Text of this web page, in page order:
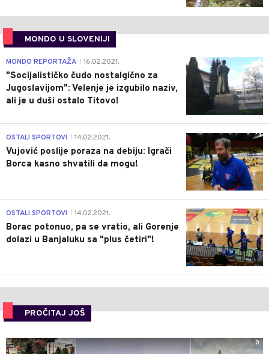
MONDO U SLOVENIJI
4
MONDO REPORTAŽA 16.02.2021.
"Socijalističko čudo nostalgično za
Jugoslavijom": Velenje je izgubilo naziv,
ali je u duši ostalo Titovo!
1
OSTALI SPORTOVI 14.02.2021.
Vujović poslije poraza na debiju: Igrači
Borca kasno shvatili da mogu!
3
OSTALI SPORTOVI 14.02.2021.
Borac potonuo, pa se vratio, ali Gorenje
dolazi u Banjaluku sa "plus četiri"!
PROČITAJ JOŠ
0